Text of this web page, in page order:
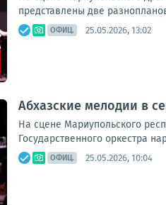
представлены две
ОФИЦ. 25.05.2026, 13:02
Абхазские мелодии в
На сцене Мариупольского
Государственного оркестра
ОФИЦ. 25.05.2026, 10:04